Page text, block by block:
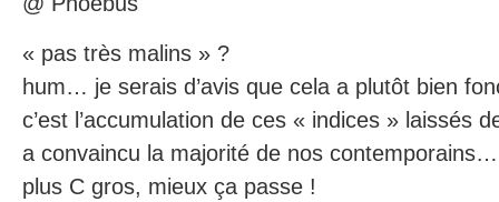
« pas très malins » ?
hum… je serais d’avis que cela a plutôt bien
c’est l’accumulation de ces « indices » laissés
a convaincu la majorité de nos contemporains…
plus C gros, mieux ça passe !